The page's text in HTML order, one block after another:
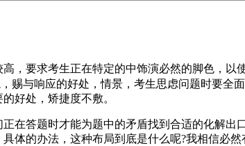
要求考生正在特定的中饰演必然的脚色，以
赐与响应的好处，情景，考生思虑问题时要全
好处，矫捷度不敷。
答题时才能为题中的矛盾找到合适的化解出
体的办法，这种布局到底是什么呢?我相信必